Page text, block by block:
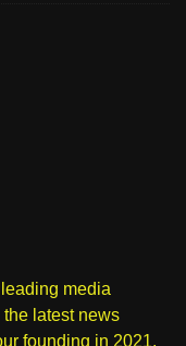
media
latest news
founding in 2021,